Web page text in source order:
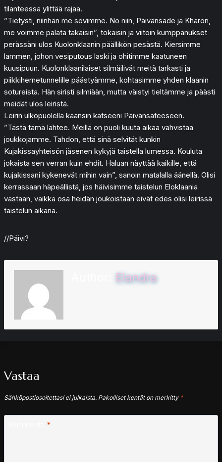
tilanteessa ylittää rajaa.
”Tietysti, niinhän me sovimme. No niin, Päivänsäde ja Kharon,
me voimme palata takaisin”, tokaisin ja viitoin kumppanukset
perässäni ulos Kuolonklaanin päällikön pesästä. Kiersimme
lammen, johon vesiputous laski ja ohitimme kaatuneen
kuusipuun. Kuolonklaanilaiset silmäilivät meitä tarkasti ja
piikkihernetunnelille päästyämme, kohtasimme yhden klaanin
sotureista. Hän siristi silmiään, mutta väistyi tieltämme ja päästi
meidät ulos leiristä.
Leirin ulkopuolella käänsin katseeni Päivänsäteeseen.
”Tästä tämä lähtee. Meillä on puoli kuuta aikaa vahvistaa
joukkojamme. Tahdon, että sinä selvität kunkin
Kujakissayhteisön jäsenen kykyjä taistella lumessa. Kouluta
jokaista sen verran kuin ehdit. Haluan näyttää kaikille, että
kujakissani kykenevät mihin vain”, sanoin matalalla äänellä. Olisi
kerrassaan häpeällistä, jos häivisimme taistelun Eloklaania
vastaan, vaikka osa heidän joukoistaan eivät edes olisi leirissä
taistelun aikana.
//Päivi?
Elandra
Vastaa
Sähköpostiosoitettasi ei julkaista. Pakolliset kentät on merkitty *
*